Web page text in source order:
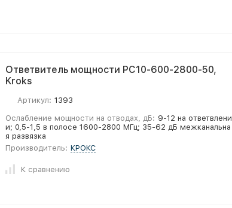
Ответвитель мощности PC10-600-2800-50,
Kroks
Артикул: 1393
Ослабление мощности на отводах, дБ: 9-12 на ответвлени
и; 0,5-1,5 в полосе 1600-2800 МГц; 35-62 дБ межканальна
я развязка
Производитель: КРОКС
К сравнению